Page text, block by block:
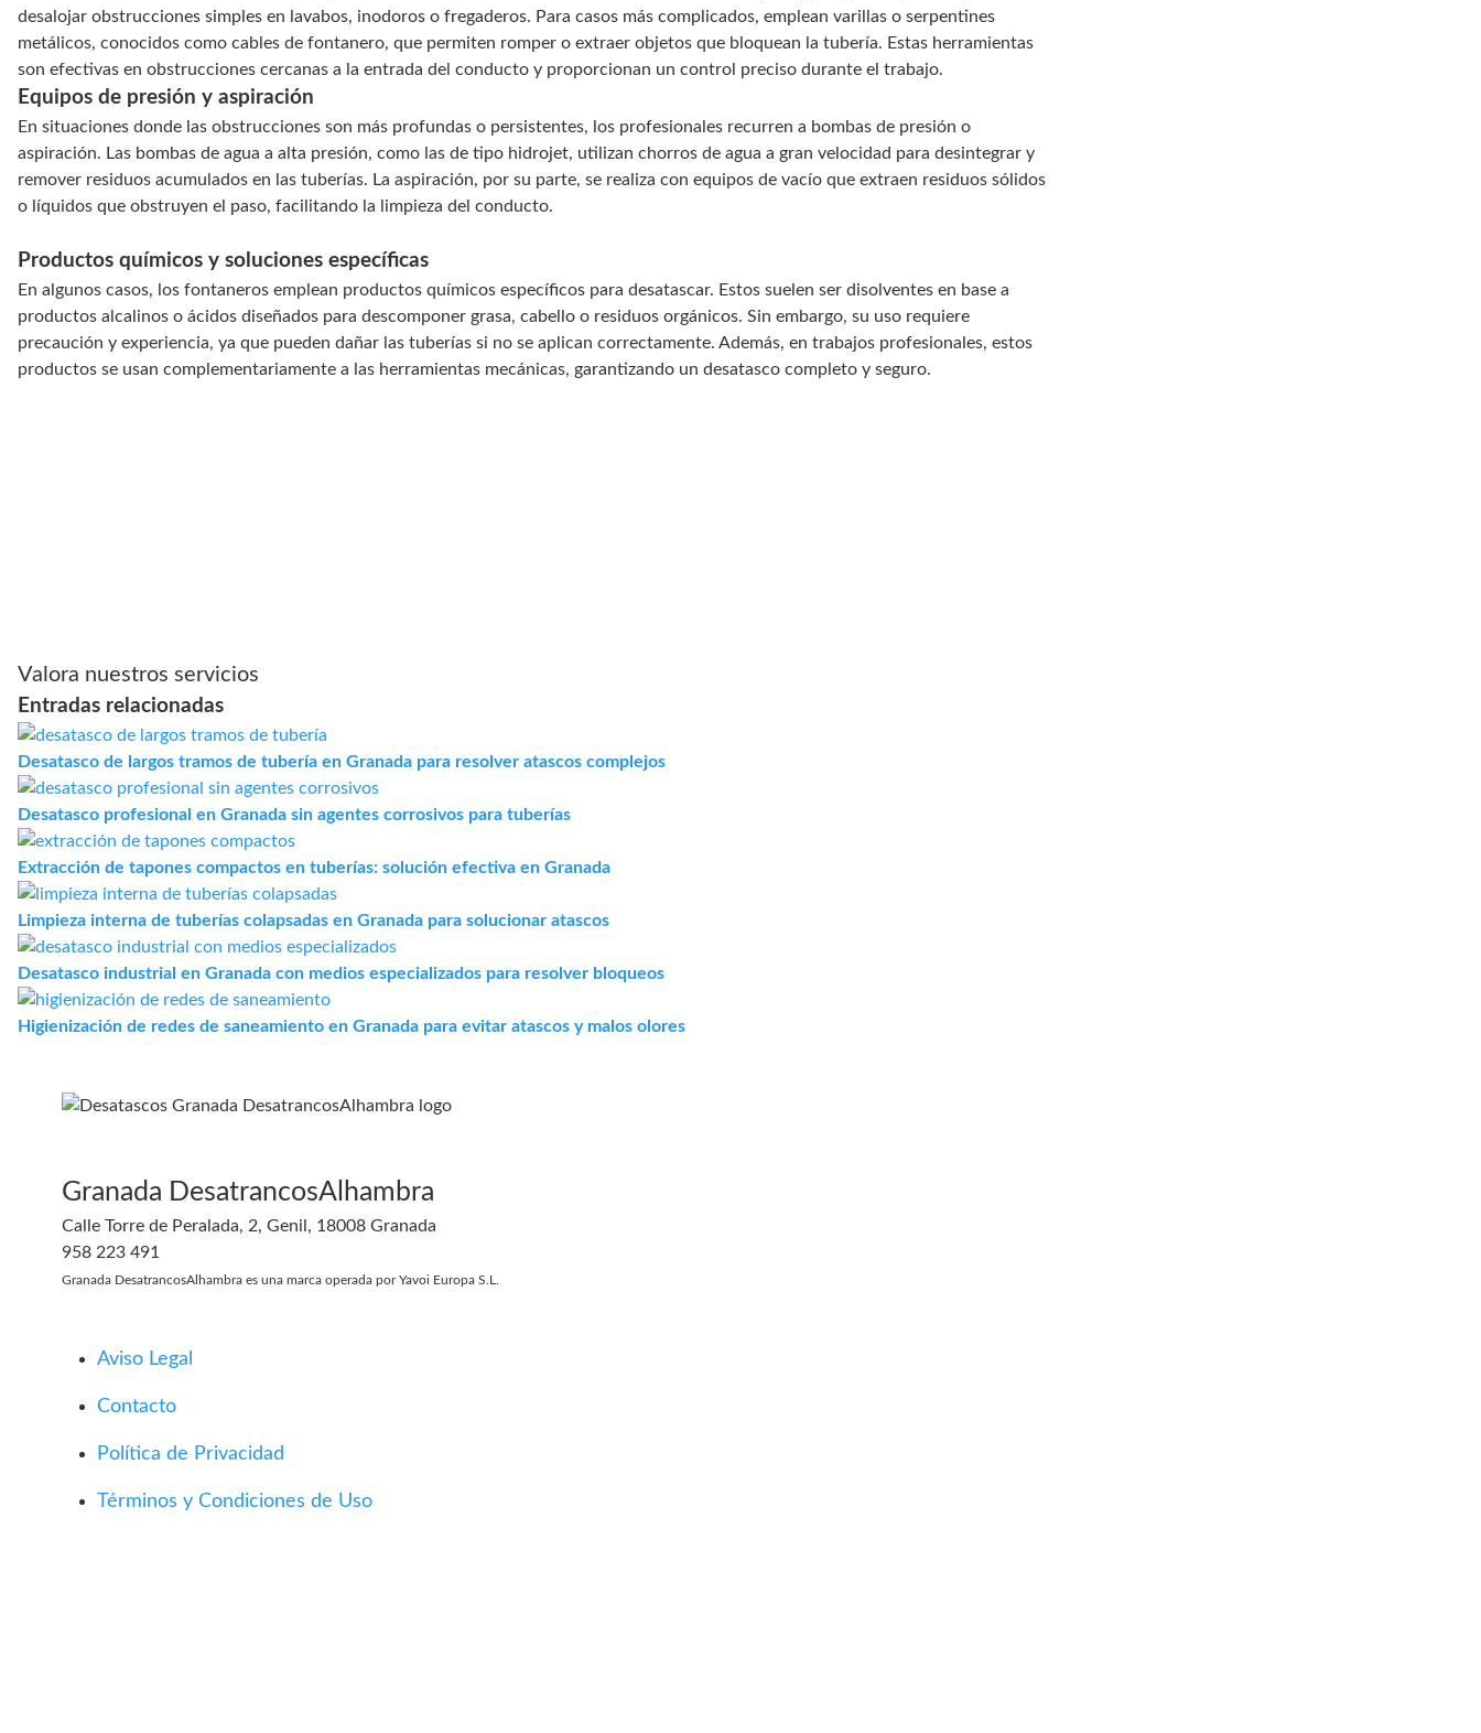
desalojar obstrucciones simples en lavabos, inodoros o fregaderos. Para casos más complicados, emplean varillas o serpentines
metálicos, conocidos como cables de fontanero, que permiten romper o extraer objetos que bloquean la tubería. Estas herramientas
son efectivas en obstrucciones cercanas a la entrada del conducto y proporcionan un control preciso durante el trabajo.
Equipos de presión y aspiración
En situaciones donde las obstrucciones son más profundas o persistentes, los profesionales recurren a bombas de presión o
aspiración. Las bombas de agua a alta presión, como las de tipo hidrojet, utilizan chorros de agua a gran velocidad para desintegrar y
remover residuos acumulados en las tuberías. La aspiración, por su parte, se realiza con equipos de vacío que extraen residuos sólidos
o líquidos que obstruyen el paso, facilitando la limpieza del conducto.
Productos químicos y soluciones específicas
En algunos casos, los fontaneros emplean productos químicos específicos para desatascar. Estos suelen ser disolventes en base a
productos alcalinos o ácidos diseñados para descomponer grasa, cabello o residuos orgánicos. Sin embargo, su uso requiere
precaución y experiencia, ya que pueden dañar las tuberías si no se aplican correctamente. Además, en trabajos profesionales, estos
productos se usan complementariamente a las herramientas mecánicas, garantizando un desatasco completo y seguro.
Valora nuestros servicios
Entradas relacionadas
Desatasco de largos tramos de tubería en Granada para resolver atascos complejos
Desatasco profesional en Granada sin agentes corrosivos para tuberías
Extracción de tapones compactos en tuberías: solución efectiva en Granada
Limpieza interna de tuberías colapsadas en Granada para solucionar atascos
Desatasco industrial en Granada con medios especializados para resolver bloqueos
Higienización de redes de saneamiento en Granada para evitar atascos y malos olores
Granada DesatrancosAlhambra
Calle Torre de Peralada, 2, Genil, 18008 Granada
958 223 491
Granada DesatrancosAlhambra es una marca operada por Yavoi Europa S.L.
Aviso Legal
Contacto
Política de Privacidad
Términos y Condiciones de Uso